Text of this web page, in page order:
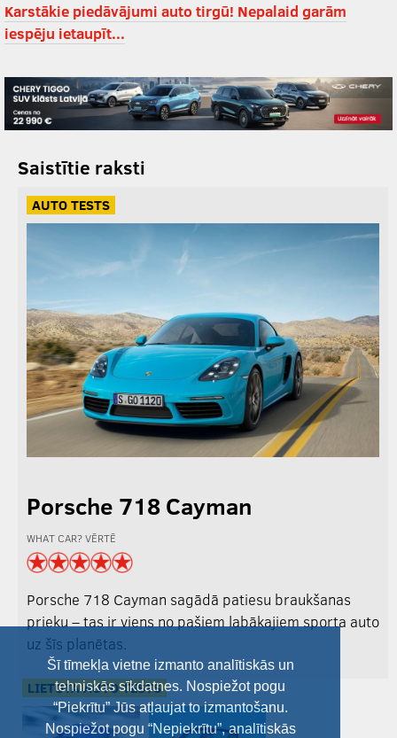
Šī tīmekļa vietne izmanto analītiskās un
tehniskās sīkdatnes. Nospiežot pogu
“Piekrītu” Jūs atļaujat to izmantošanu.
Nospiežot pogu “Nepiekrītu”, analītiskās
Karstākie piedāvājumi auto tirgū! Nepalaid garām
iespēju ietaupīt...
Saistītie raksti
AUTO TESTS
Porsche 718 Cayman
WHAT CAR? VĒRTĒ
Porsche 718 Cayman sagādā patiesu braukšanas
prieku – tas ir viens no pašiem labākajiem sporta auto
uz šīs planētas.
LIETOTA AUTO TESTS